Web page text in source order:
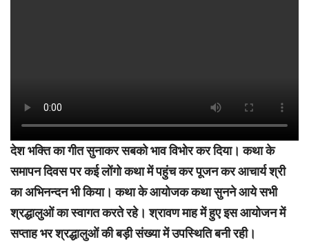
देश भक्ति का गीत सुनाकर सबको भाव विभोर कर दिया। कथा के
समापन दिवस पर कई लोंगो कथा में पहुंच कर पूजन कर आचार्य श्री
का अभिनन्दन भी किया। कथा के आयोजक कथा सुनने आये सभी
श्रद्धालुओं का स्वागत करते रहे। श्रावण माह में हुए इस आयोजन में
सप्ताह भर श्रद्धालुओं की बड़ी संख्या में उपस्थिति बनी रही।